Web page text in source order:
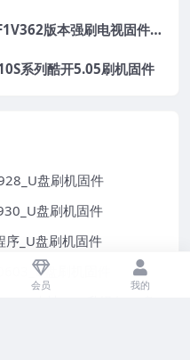
TCL电视V8-0MT5508-LF1V362版本强刷电视固件包下载
系列酷开5.05刷机固件
盘刷机固件
盘刷机固件
_U盘刷机固件
盘刷机固件
会员 我的